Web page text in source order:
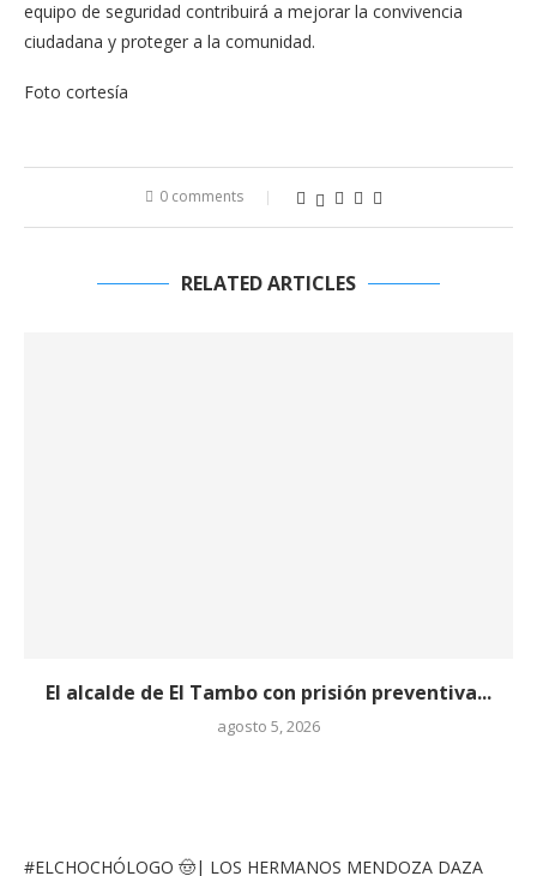
equipo de seguridad contribuirá a mejorar la convivencia
ciudadana y proteger a la comunidad.
Foto cortesía
0 comments
RELATED ARTICLES
El alcalde de El Tambo con prisión preventiva...
agosto 5, 2026
#ELCHOCHÓLOGO 🤠| LOS HERMANOS MENDOZA DAZA